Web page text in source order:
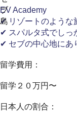
ブ
島
EV Academy
✔ リゾートのような
✔ スパルタ式でしっ
✔ セブの中心地にあ
留学費用：
留学２０万円〜
日本人の割合：